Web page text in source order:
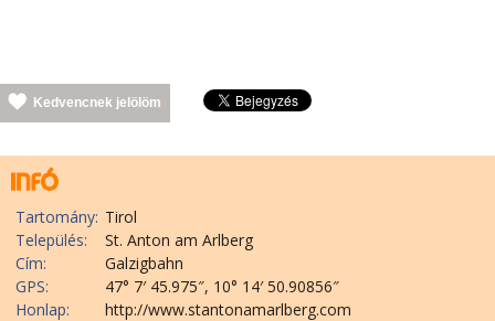
Kedvencnek jelölöm
Tartomány: Tirol
Település:
St. Anton am Arlberg
Cím:
Galzigbahn
GPS:
47° 7′ 45.975″, 10° 14′ 50.90856″
Honlap:
http://www.stantonamarlberg.com